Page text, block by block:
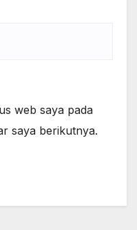
web saya pada
saya berikutnya.